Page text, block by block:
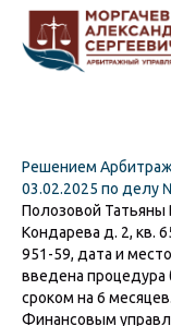
Решением
03.02.2025 по делу
Полозовой Татьяны
Кондарева д. 2, кв.
951-59, дата и
введена процедура
сроком на 6 месяцев.
Финансовым